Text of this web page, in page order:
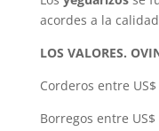
acordes a la
LOS VALORES.
Corderos entre US$
Borregos entre US$